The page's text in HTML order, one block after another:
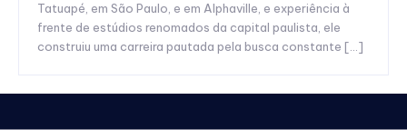
Tatuapé, em São Paulo, e em Alphaville, e experiência à
frente de estúdios renomados da capital paulista, ele
construiu uma carreira pautada pela busca constante […]